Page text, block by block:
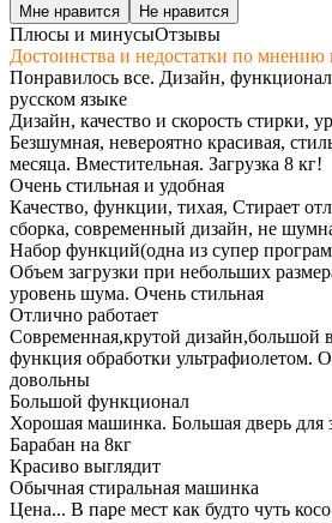
Мне нравится Не нравится
Плюсы и минусыОтзывы
Достоинства и недостатки по мнению
Понравилось все. Дизайн, функционал
русском языке
Дизайн, качество и скорость стирки,
Безшумная, невероятно красивая,
месяца. Вместительная. Загрузка 8 кг!
Очень стильная и удобная
Качество, функции, тихая, Стирает
сборка, современный дизайн, не
Набор функций(одна из супер
Объем загрузки при небольших
уровень шума. Очень стильная
Отлично работает
Современная,крутой дизайн,большой
функция обработки ультрафиолетом.
довольны
Большой функционал
Хорошая машинка. Большая дверь для
Барабан на 8кг
Красиво выглядит
Обычная стиральная машинка
Цена... В паре мест как будто чуть